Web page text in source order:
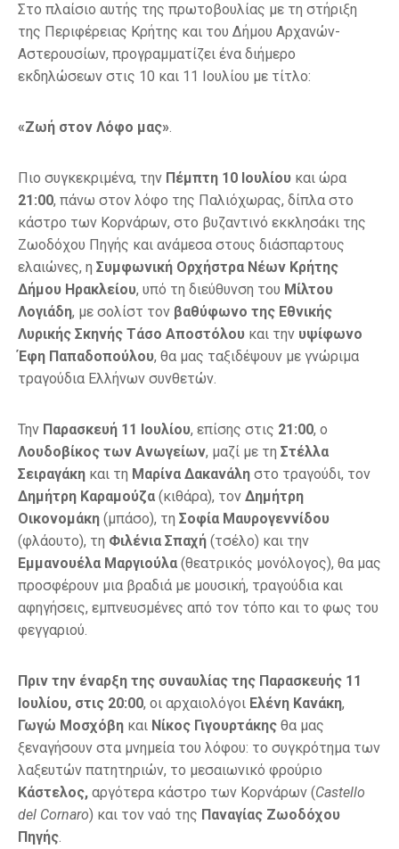
Στο πλαίσιο αυτής της πρωτοβουλίας με τη στήριξη
της Περιφέρειας Κρήτης και του Δήμου Αρχανών-
Αστερουσίων, προγραμματίζει ένα διήμερο
εκδηλώσεων στις 10 και 11 Ιουλίου με τίτλο:
«Ζωή στον Λόφο μας».
Πιο συγκεκριμένα, την Πέμπτη 10 Ιουλίου και ώρα
21:00, πάνω στον λόφο της Παλιόχωρας, δίπλα στο
κάστρο των Κορνάρων, στο βυζαντινό εκκλησάκι της
Ζωοδόχου Πηγής και ανάμεσα στους διάσπαρτους
ελαιώνες, η Συμφωνική Ορχήστρα Νέων Κρήτης
Δήμου Ηρακλείου, υπό τη διεύθυνση του Μίλτου
Λογιάδη, με σολίστ τον βαθύφωνο της Εθνικής
Λυρικής Σκηνής Τάσο Αποστόλου και την υψίφωνο
Έφη Παπαδοπούλου, θα μας ταξιδέψουν με γνώριμα
τραγούδια Ελλήνων συνθετών.
Την Παρασκευή 11 Ιουλίου, επίσης στις 21:00, ο
Λουδοβίκος των Ανωγείων, μαζί με τη Στέλλα
Σειραγάκη και τη Μαρίνα Δακανάλη στο τραγούδι, τον
Δημήτρη Καραμούζα (κιθάρα), τον Δημήτρη
Οικονομάκη (μπάσο), τη Σοφία Μαυρογεννίδου
(φλάουτο), τη Φιλένια Σπαχή (τσέλο) και την
Εμμανουέλα Μαργιούλα (θεατρικός μονόλογος), θα μας
προσφέρουν μια βραδιά με μουσική, τραγούδια και
αφηγήσεις, εμπνευσμένες από τον τόπο και το φως του
φεγγαριού.
Πριν την έναρξη της συναυλίας της Παρασκευής 11
Ιουλίου, στις 20:00, οι αρχαιολόγοι Ελένη Κανάκη,
Γωγώ Μοσχόβη και Νίκος Γιγουρτάκης θα μας
ξεναγήσουν στα μνημεία του λόφου: το συγκρότημα των
λαξευτών πατητηριών, το μεσαιωνικό φρούριο
Κάστελος, αργότερα κάστρο των Κορνάρων (Castello
del Cornaro) και τον ναό της Παναγίας Ζωοδόχου
Πηγής.